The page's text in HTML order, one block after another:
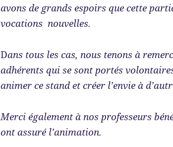
avons de grands espoirs que cette
vocations nouvelles.
Dans tous les cas, nous tenons à
adhérents qui se sont portés
animer ce stand et créer l’envie à
Merci également à nos professeurs
ont assuré l’animation.